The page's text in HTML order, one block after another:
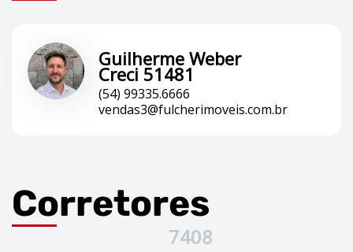
Guilherme Weber
Creci 51481
(54) 99335.6666
vendas3@fulcherimoveis.com.br
Corretores
7408